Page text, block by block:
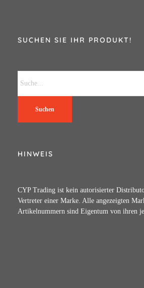
SUCHEN SIE IHR PRODUKT!
Suchen
HINWEIS
CYP Trading ist kein autorisierter
Vertreter einer Marke. Alle angezeigten
Artikelnummern sind Eigentum von ihren